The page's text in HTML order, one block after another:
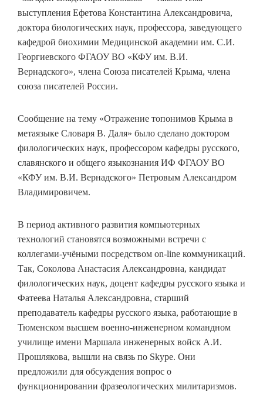
выступления Ефетова Константина Александровича,
доктора биологических наук, профессора, заведующего
кафедрой биохимии Медицинской академии им. С.И.
Георгиевского ФГАОУ ВО «КФУ им. В.И.
Вернадского», члена Союза писателей Крыма, члена
союза писателей России.
Сообщение на тему «Отражение топонимов Крыма в
метаязыке Словаря В. Даля» было сделано доктором
филологических наук, профессором кафедры русского,
славянского и общего языкознания ИФ ФГАОУ ВО
«КФУ им. В.И. Вернадского» Петровым Александром
Владимировичем.
В период активного развития компьютерных
технологий становятся возможными встречи с
коллегами-учёными посредством on-line коммуникаций.
Так, Соколова Анастасия Александровна, кандидат
филологических наук, доцент кафедры русского языка и
Фатеева Наталья Александровна, старший
преподаватель кафедры русского языка, работающие в
Тюменском высшем военно-инженерном командном
училище имени Маршала инженерных войск А.И.
Прошлякова, вышли на связь по Skype. Они
предложили для обсуждения вопрос о
функционировании фразеологических милитаризмов.